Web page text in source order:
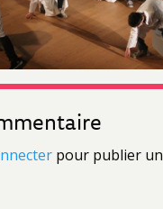
pour publier un